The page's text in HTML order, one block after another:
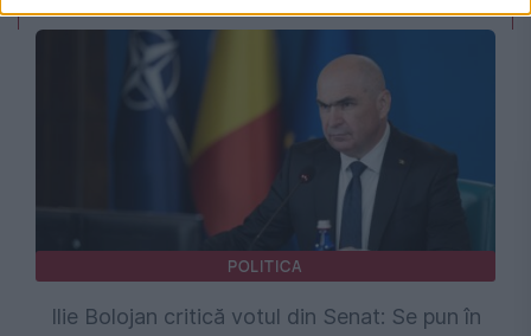
POLITICA
Ilie Bolojan critică votul din Senat: Se pun în